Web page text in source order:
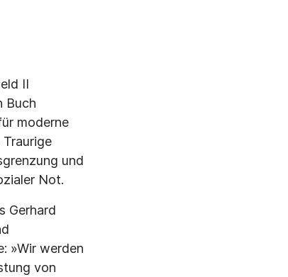
II
Buch
moderne
und
Not.
Ger­hard
»Wir werden
von